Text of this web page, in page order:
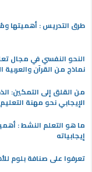
طرق التدريس : أهميتها
النحو النفسي في مجال
نماذج من القرآن والعربية
من القلق إلى التمكين:
الإيجابي نحو مهنة التعليم
ما هو التعلم النشط :
إيجابياته
تعرفوا على صنافة بلوم